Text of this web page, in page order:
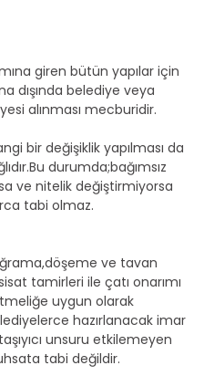
giren bütün yapılar için
dışında belediye veya
alınması mecburidir.
bir değişiklik yapılması da
durumda;bağımsız
ve nitelik değiştirmiyorsa
tabi olmaz.
ve tavan
tamirleri ile çatı onarımı
uygun olarak
hazırlanacak imar
unsuru etkilemeyen
tabi değildir.